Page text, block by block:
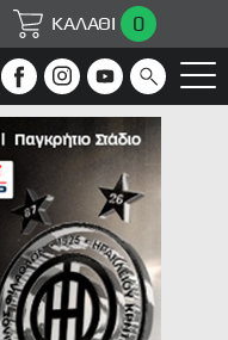
ΚΑΛΑΘΙ 0